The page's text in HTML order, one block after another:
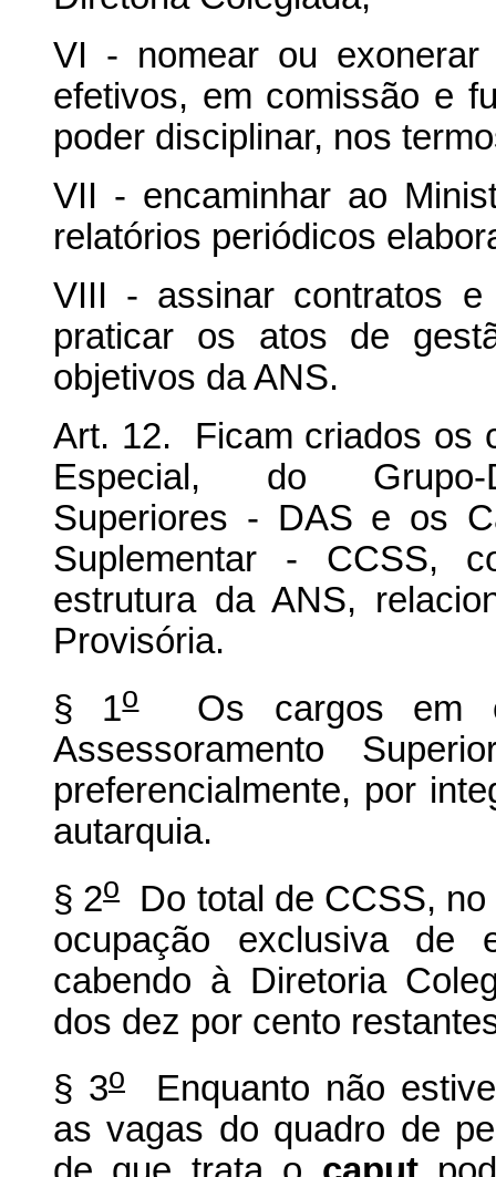
VI - nomear ou exonerar
efetivos, em comissão e
poder disciplinar, nos
VII - encaminhar ao
relatórios periódicos
VIII - assinar contratos e
praticar os atos de
objetivos da ANS.
Art. 12. Ficam criados os
Especial, do Grupo-
Superiores - DAS e os
Suplementar - CCSS,
estrutura da ANS,
Provisória.
§ 1oOs cargos em
Assessoramento
preferencialmente, por
autarquia.
§ 2oDo total de CCSS, no
ocupação exclusiva de
cabendo à Diretoria
dos dez por cento
§ 3o
Enquanto não
as vagas do quadro de